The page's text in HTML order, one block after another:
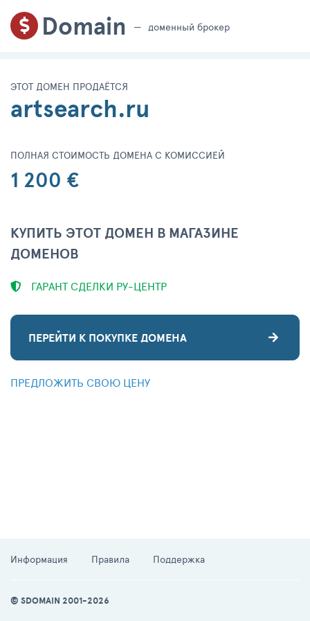
Domain доменный брокер
ЭТОТ ДОМЕН ПРОДАЁТСЯ
artsearch.ru
ПОЛНАЯ СТОИМОСТЬ ДОМЕНА С КОМИССИЕЙ
1 200 €
КУПИТЬ ЭТОТ ДОМЕН В МАГАЗИНЕ
ДОМЕНОВ
ГАРАНТ СДЕЛКИ РУ-ЦЕНТР
ПЕРЕЙТИ К ПОКУПКЕ ДОМЕНА
ПРЕДЛОЖИТЬ СВОЮ ЦЕНУ
Информация Правила Поддержка
© SDOMAIN 2001-2026